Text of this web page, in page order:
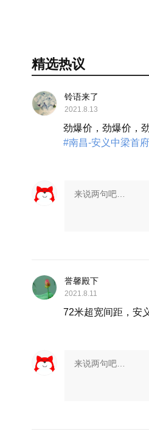
精选热议
铃语来了
2021.8.13
劲爆价，劲爆价，
#南昌-安义中梁首
誉馨殿下
2021.8.11
72米超宽间距，安